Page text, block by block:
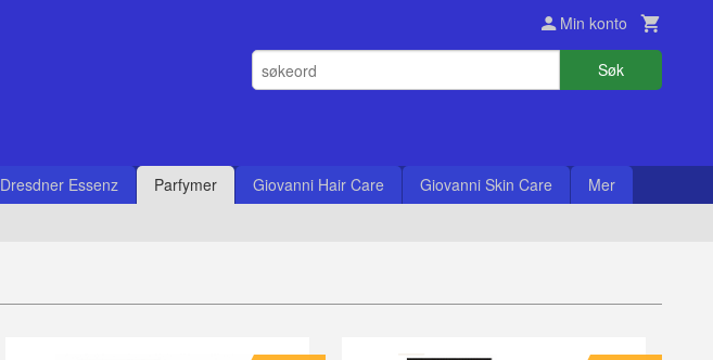
Min konto
Søk
Dresdner Essenz Parfymer Giovanni Hair Care Giovanni Skin Care Mer